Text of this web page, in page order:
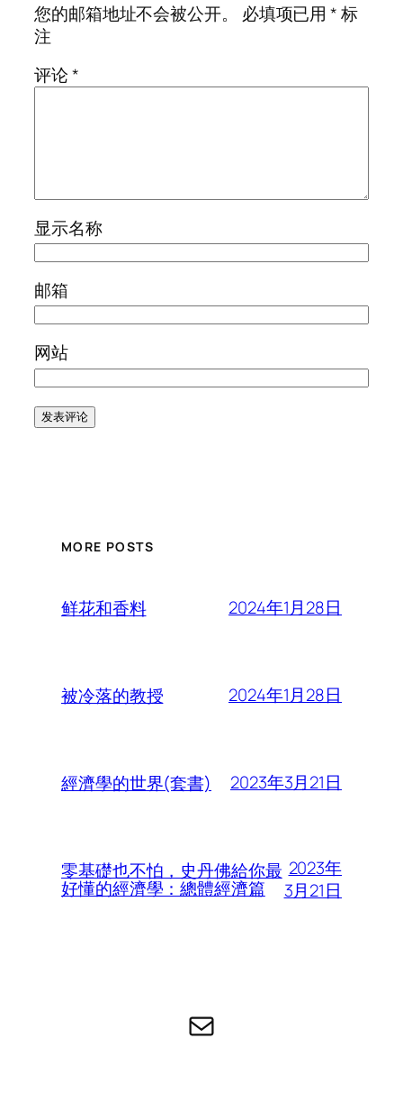
您的邮箱地址不会被公开。
必填项已用*标
注
评论*
显示名称
邮箱
网站
MORE POSTS
鲜花和香料 2024年1月28日
被冷落的教授 2024年1月28日
經濟學的世界(套書) 2023年3月21日
零基礎也不怕，史丹佛給你最
好懂的經濟學：總體經濟篇
2023年
3月21日
电子邮件